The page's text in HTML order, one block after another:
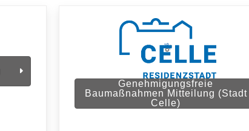
Genehmigungsfreie
Baumaßnahmen Mitteilung (Stadt
Celle)